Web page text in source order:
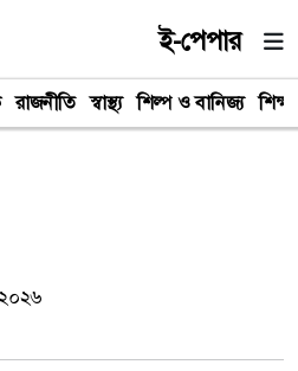
ই-পেপার
রাজনীতি স্বাস্থ্য শিল্প ও বানিজ্য শিক্ষা